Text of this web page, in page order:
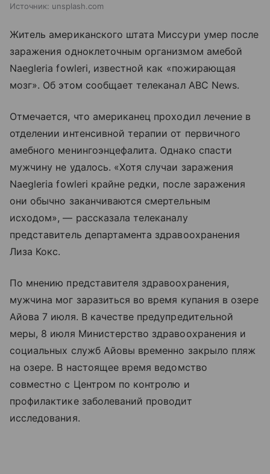
Источник: unsplash.com
Житель американского штата Миссури умер после
заражения одноклеточным организмом амебой
Naegleria fowleri, известной как «пожирающая
мозг». Об этом сообщает телеканал ABC News.
Отмечается, что американец проходил лечение в
отделении интенсивной терапии от первичного
амебного менингоэнцефалита. Однако спасти
мужчину не удалось. «Хотя случаи заражения
Naegleria fowleri крайне редки, после заражения
они обычно заканчиваются смертельным
исходом», — рассказала телеканалу
представитель департамента здравоохранения
Лиза Кокс.
По мнению представителя здравоохранения,
мужчина мог заразиться во время купания в озере
Айова 7 июля. В качестве предупредительной
меры, 8 июля Министерство здравоохранения и
социальных служб Айовы временно закрыло пляж
на озере. В настоящее время ведомство
совместно с Центром по контролю и
профилактике заболеваний проводит
исследования.